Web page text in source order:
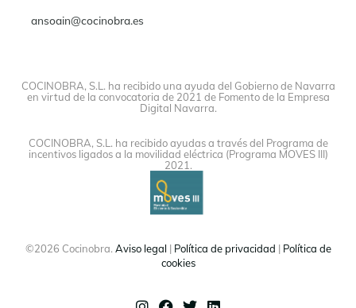
ansoain@cocinobra.es
COCINOBRA, S.L. ha recibido una ayuda del Gobierno de Navarra
en virtud de la convocatoria de 2021 de Fomento de la Empresa
Digital Navarra.
COCINOBRA, S.L. ha recibido ayudas a través del Programa de
incentivos ligados a la movilidad eléctrica (Programa MOVES III)
2021.
©2026 Cocinobra. Aviso legal | Política de privacidad | Política de
cookies